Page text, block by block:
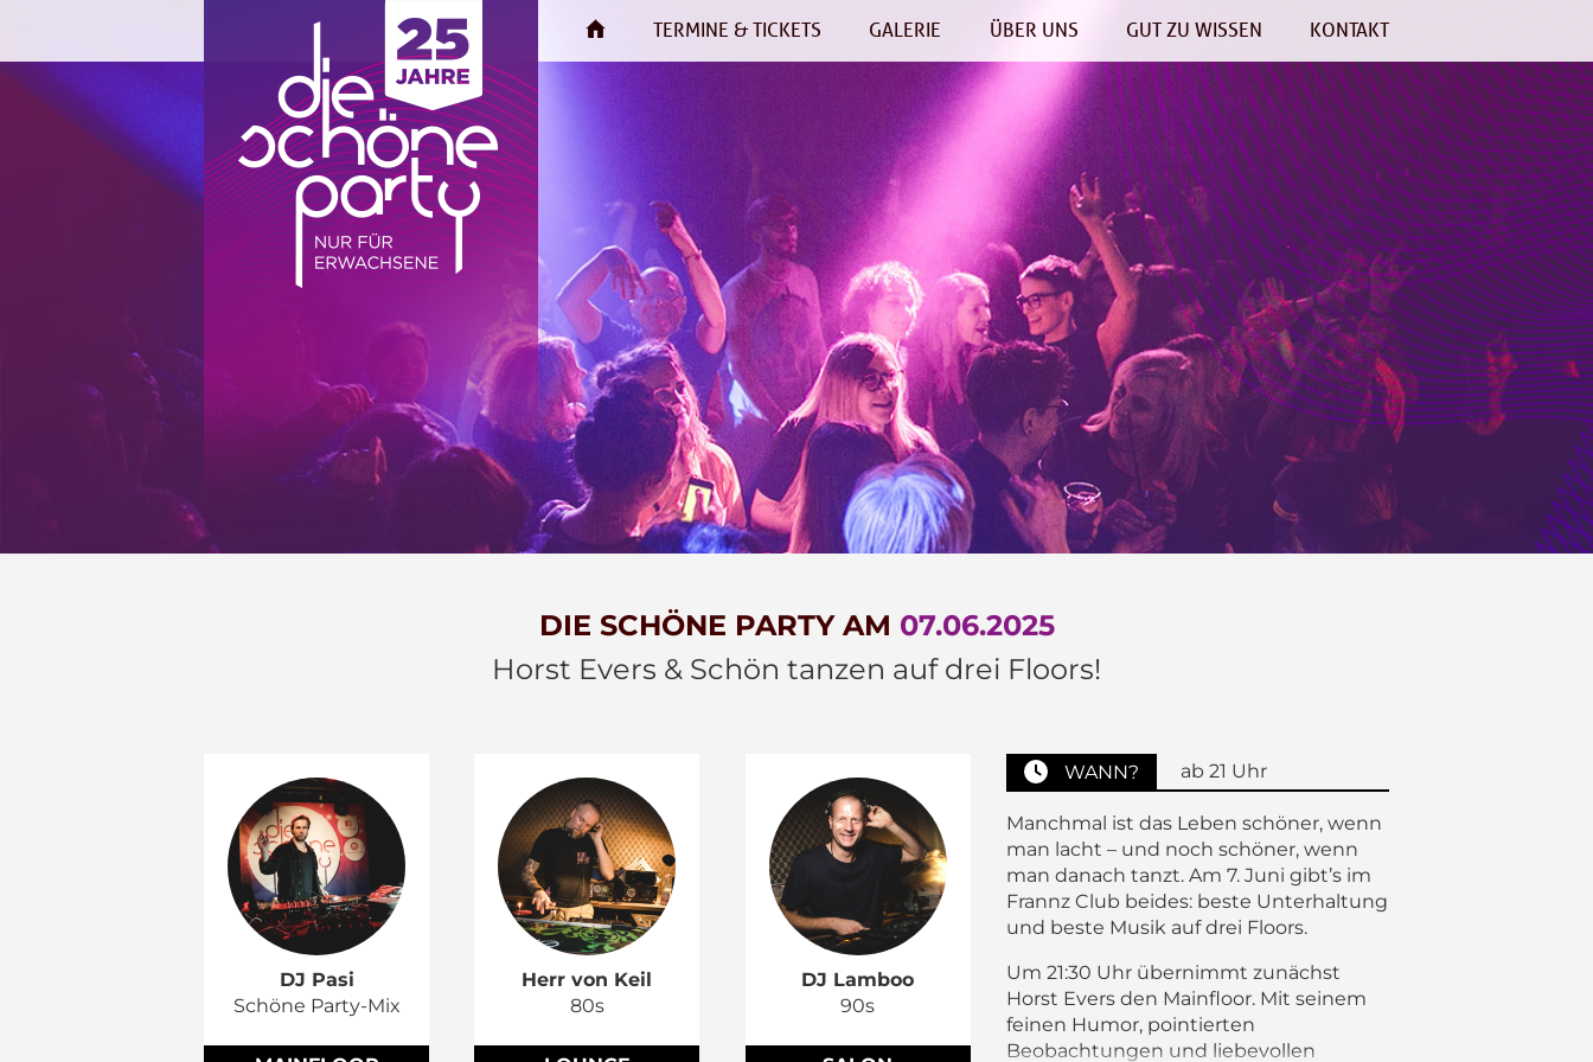
TERMINE & TICKETS GALERIE ÜBER UNS GUT ZU WISSEN KONTAKT
DIE SCHÖNE PARTY AM 07.06.2025
Horst Evers & Schön tanzen auf drei Floors!
DJ Pasi
Schöne Party-Mix
Herr von Keil
80s
DJ Lamboo
90s
WANN? ab 21 Uhr
Manchmal ist das Leben schöner, wenn
man lacht – und noch schöner, wenn
man danach tanzt. Am 7. Juni gibt’s im
Frannz Club beides: beste Unterhaltung
und beste Musik auf drei Floors.
Um 21:30 Uhr übernimmt zunächst
Horst Evers den Mainfloor. Mit seinem
feinen Humor, pointierten
Beobachtungen und liebevollen